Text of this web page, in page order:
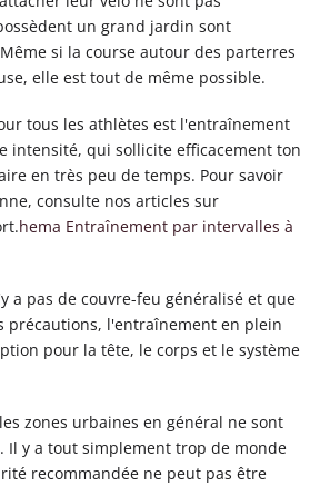
un grand jardin sont
si la course autour des parterres
elle est tout de même possible.
tous les athlètes est l'entraînement
intensité, qui sollicite efficacement ton
en très peu de temps. Pour savoir
consulte nos articles sur
hema Entraînement par intervalles à
a pas de couvre-feu généralisé et que
précautions, l'entraînement en plein
pour la tête, le corps et le système
zones urbaines en général ne sont
Il y a tout simplement trop de monde
recommandée ne peut pas être